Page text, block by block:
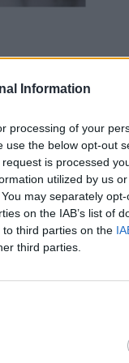
Information
processing of your
use the below opt-out
is processed
utilized by us
may separately
on the IAB’s list of
third parties on the
third parties.
és hozzáértés
lehettek számukra.
más kutyákkal történő
ideiglenes befogadók
neki, hogyan kell
mely mindezidáig
el dolgukat. Egy
így ha eleinte elő is